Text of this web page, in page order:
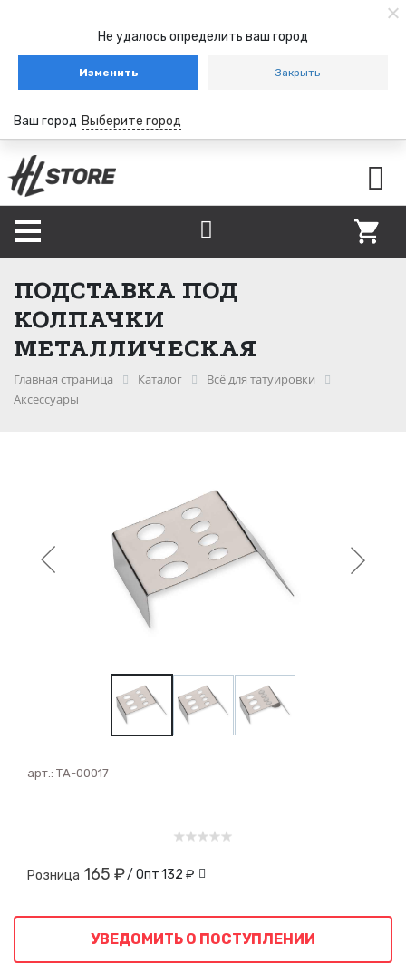
Не удалось определить ваш город
Изменить Закрыть
Ваш город Выберите город
ПОДСТАВКА ПОД
КОЛПАЧКИ
МЕТАЛЛИЧЕСКАЯ
Главная страница Каталог
Всё для татуировки
Аксессуары
арт.: ТА-00017
Розница 165 ₽/ Опт132 ₽
УВЕДОМИТЬ О ПОСТУПЛЕНИИ